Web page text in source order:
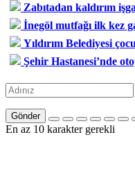
Zabıtadan kaldırım
İnegöl mutfağı ilk kez
Yıldırım Belediyesi
Şehir Hastanesi’nde
Gönder
En az 10 karakter gerekli